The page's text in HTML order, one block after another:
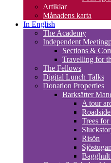
Artiklar
Månadens karta
In English
The Academy
Independent
Sections &
Travelling for
The Fellows
Digital Lunch Talks
Donation Properties
Barksätter
A tour
Trees
Risön
Sjöstugan